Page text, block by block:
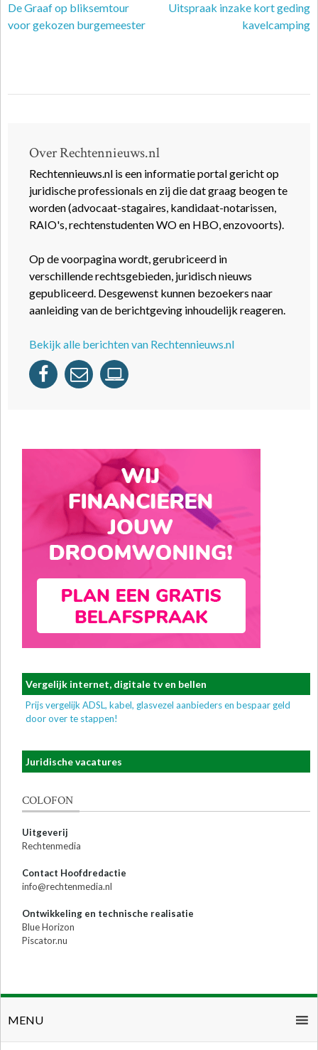
De Graaf op bliksemtour
voor gekozen burgemeester
Uitspraak inzake kort geding
kavelcamping
Over Rechtennieuws.nl
Rechtennieuws.nl is een informatie portal gericht op
juridische professionals en zij die dat graag beogen te
worden (advocaat-stagaires, kandidaat-notarissen,
RAIO's, rechtenstudenten WO en HBO, enzovoorts).
Op de voorpagina wordt, gerubriceerd in
verschillende rechtsgebieden, juridisch nieuws
gepubliceerd. Desgewenst kunnen bezoekers naar
aanleiding van de berichtgeving inhoudelijk reageren.
Bekijk alle berichten van Rechtennieuws.nl
Vergelijk internet, digitale tv en bellen
Prijs vergelijk ADSL, kabel, glasvezel aanbieders en bespaar geld
door over te stappen!
Juridische vacatures
COLOFON
Uitgeverij
Rechtenmedia
Contact Hoofdredactie
info@rechtenmedia.nl
Ontwikkeling en technische realisatie
Blue Horizon
Piscator.nu
MENU